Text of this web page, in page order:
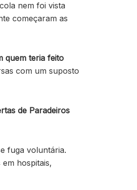
nem foi vista
começaram as
quem teria feito
com um suposto
de Paradeiros
fuga voluntária.
hospitais,